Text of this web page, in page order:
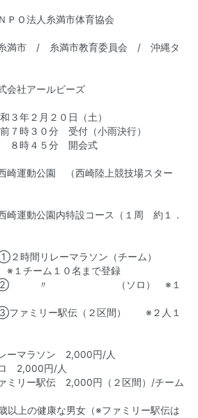
人糸満市体育協会
/ 糸満市教育委員会 / 沖縄タ
社アールビーズ
２月２０日（土）
受付（小雨決行）
開会式
公園 （西崎陸上競技場スター
公園内特設コース（１周 約１．
リレーマラソン（チーム）
０名まで登録
ソロ） ※１
伝（２区間） ※２人１
ラソン 2,000円/人
円/人
2,000円（２区間）/チーム
上の健康な男女（※ファミリー駅伝は